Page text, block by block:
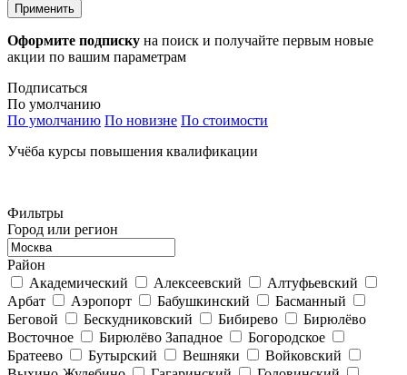
Применить
Оформите подписку на поиск и получайте первым новые
акции по вашим параметрам
Подписаться
По умолчанию
По умолчанию По новизне По стоимости
Учёба курсы повышения квалификации
Фильтры
Город или регион
Район
Академический
Алексеевский
Алтуфьевский
Арбат
Аэропорт Бабушкинский
Басманный
Беговой
Бескудниковский Бибирево
Бирюлёво
Восточное
Бирюлёво Западное
Богородское
Братеево
Бутырский Вешняки
Войковский